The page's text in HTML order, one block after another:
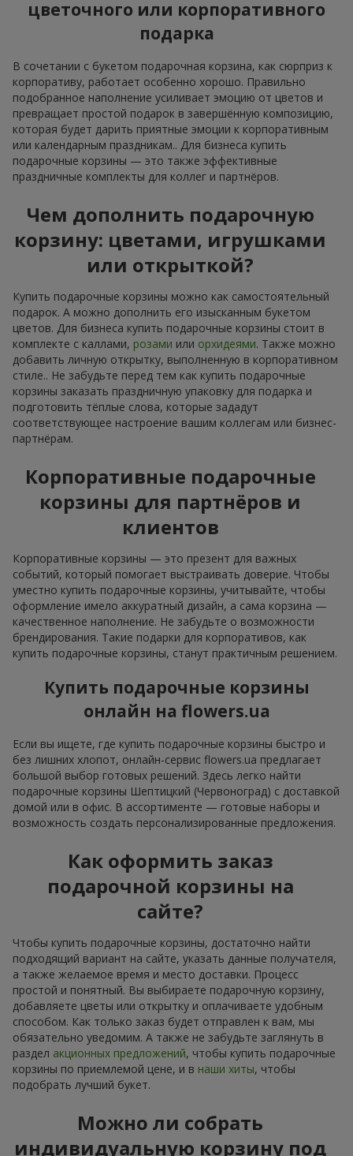
цветочного или корпоративного
подарка
В сочетании с букетом подарочная корзина, как сюрприз к
корпоративу, работает особенно хорошо. Правильно
подобранное наполнение усиливает эмоцию от цветов и
превращает простой подарок в завершённую композицию,
которая будет дарить приятные эмоции к корпоративным
или календарным праздникам.. Для бизнеса купить
подарочные корзины — это также эффективные
праздничные комплекты для коллег и партнёров.
Чем дополнить подарочную
корзину: цветами, игрушками
или открыткой?
Купить подарочные корзины можно как самостоятельный
подарок. А можно дополнить его изысканным букетом
цветов. Для бизнеса купить подарочные корзины стоит в
комплекте с каллами, розами или орхидеями. Также можно
добавить личную открытку, выполненную в корпоративном
стиле.. Не забудьте перед тем как купить подарочные
корзины заказать праздничную упаковку для подарка и
подготовить тёплые слова, которые зададут
соответствующее настроение вашим коллегам или бизнес-
партнёрам.
Корпоративные подарочные
корзины для партнёров и
клиентов
Корпоративные корзины — это презент для важных
событий, который помогает выстраивать доверие. Чтобы
уместно купить подарочные корзины, учитывайте, чтобы
оформление имело аккуратный дизайн, а сама корзина —
качественное наполнение. Не забудьте о возможности
брендирования. Такие подарки для корпоративов, как
купить подарочные корзины, станут практичным решением.
Купить подарочные корзины
онлайн на flowers.ua
Если вы ищете, где купить подарочные корзины быстро и
без лишних хлопот, онлайн-сервис flowers.ua предлагает
большой выбор готовых решений. Здесь легко найти
подарочные корзины Шептицкий (Червоноград) с доставкой
домой или в офис. В ассортименте — готовые наборы и
возможность создать персонализированные предложения.
Как оформить заказ
подарочной корзины на
сайте?
Чтобы купить подарочные корзины, достаточно найти
подходящий вариант на сайте, указать данные получателя,
а также желаемое время и место доставки. Процесс
простой и понятный. Вы выбираете подарочную корзину,
добавляете цветы или открытку и оплачиваете удобным
способом. Как только заказ будет отправлен к вам, мы
обязательно уведомим. А также не забудьте заглянуть в
раздел акционных предложений, чтобы купить подарочные
корзины по приемлемой цене, и в наши хиты, чтобы
подобрать лучший букет.
Можно ли собрать
индивидуальную корзину под